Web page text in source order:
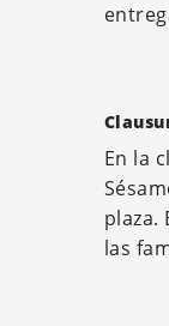
En la
plaza.
las